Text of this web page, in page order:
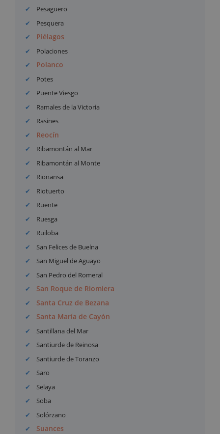
Pesaguero
Pesquera
Piélagos
Polaciones
Polanco
Potes
Puente Viesgo
Ramales de la Victoria
Rasines
Reocín
Ribamontán al Mar
Ribamontán al Monte
Rionansa
Riotuerto
Ruente
Ruesga
Ruiloba
San Felices de Buelna
San Miguel de Aguayo
San Pedro del Romeral
San Roque de Riomiera
Santa Cruz de Bezana
Santa María de Cayón
Santillana del Mar
Santiurde de Reinosa
Santiurde de Toranzo
Saro
Selaya
Soba
Solórzano
Suances